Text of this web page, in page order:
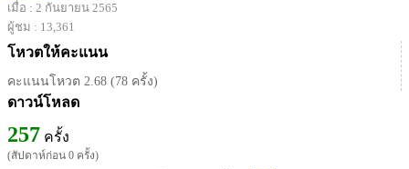
เมื่อ : 2 กันยายน 2565
ผู้ชม : 13,361
โหวตให้คะแนน
คะแนนโหวต 2.68 (78 ครั้ง)
ดาวน์โหลด
257 ครั้ง
(สัปดาห์ก่อน 0 ครั้ง)